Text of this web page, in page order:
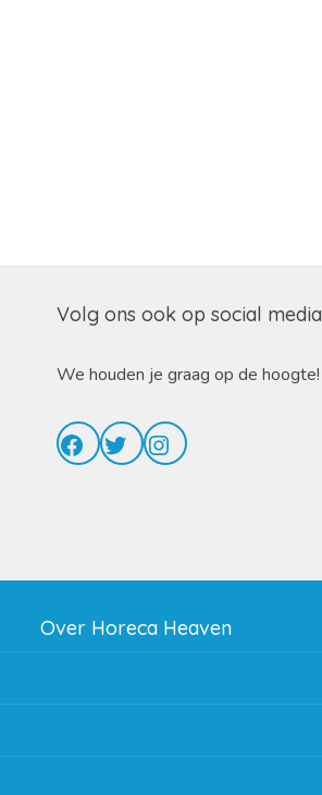
Volg ons ook op social media
We houden je graag op de hoogte!
Facebook
TwitterInstagram
Over Horeca Heaven